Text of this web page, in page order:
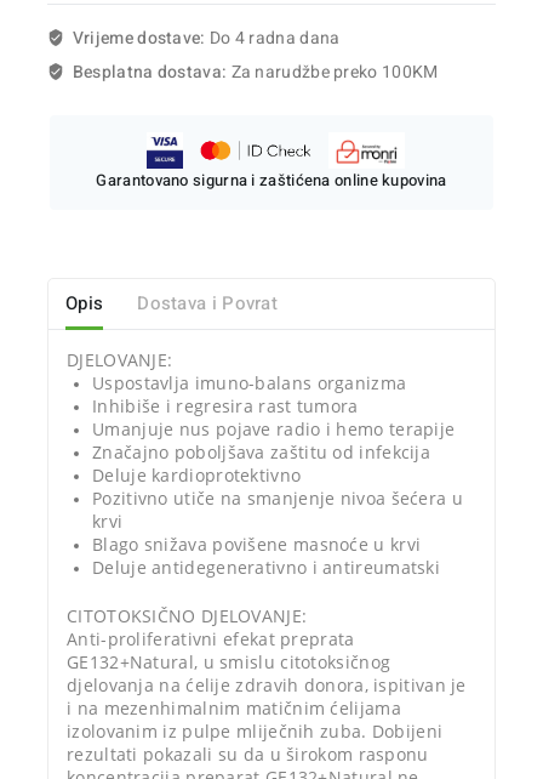
Vrijeme dostave: Do 4 radna dana
Besplatna dostava: Za narudžbe preko 100KM
Garantovano sigurna i zaštićena online kupovina
Opis Dostava i Povrat
DJELOVANJE:
Uspostavlja imuno-balans organizma
Inhibiše i regresira rast tumora
Umanjuje nus pojave radio i hemo terapije
Značajno poboljšava zaštitu od infekcija
Deluje kardioprotektivno
Pozitivno utiče na smanjenje nivoa šećera u
krvi
Blago snižava povišene masnoće u krvi
Deluje antidegenerativno i antireumatski
CITOTOKSIČNO DJELOVANJE:
Anti-proliferativni efekat preprata
GE132+Natural, u smislu citotoksičnog
djelovanja na ćelije zdravih donora, ispitivan je
i na mezenhimalnim matičnim ćelijama
izolovanim iz pulpe mliječnih zuba. Dobijeni
rezultati pokazali su da u širokom rasponu